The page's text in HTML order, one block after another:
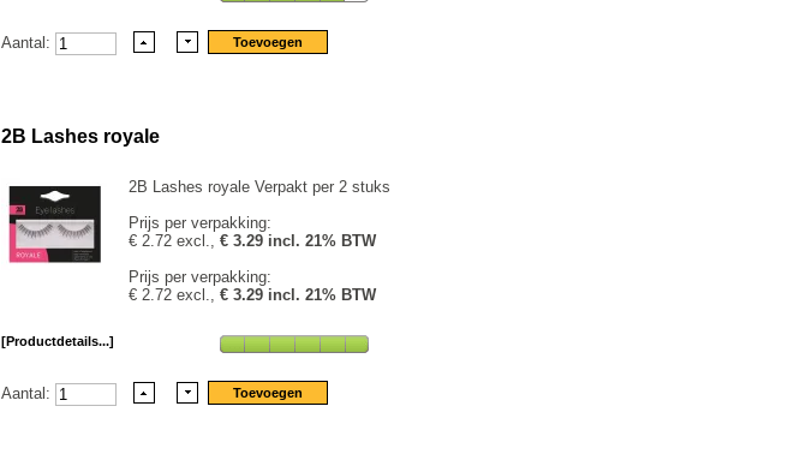
Aantal:
2B Lashes royale
2B Lashes royale Verpakt per 2 stuks
Prijs per verpakking:
€ 2.72 excl., € 3.29 incl. 21% BTW
Prijs per verpakking:
€ 2.72 excl., € 3.29 incl. 21% BTW
[Productdetails...]
Aantal: